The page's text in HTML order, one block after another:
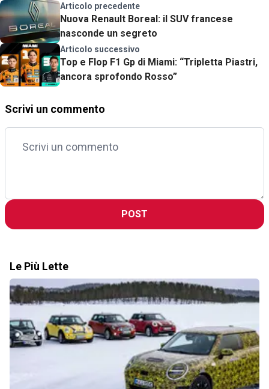
Articolo precedente
Nuova Renault Boreal: il SUV francese
nasconde un segreto
Articolo successivo
Top e Flop F1 Gp di Miami: “Tripletta Piastri,
ancora sprofondo Rosso”
Scrivi un commento
POST
Le Più Lette